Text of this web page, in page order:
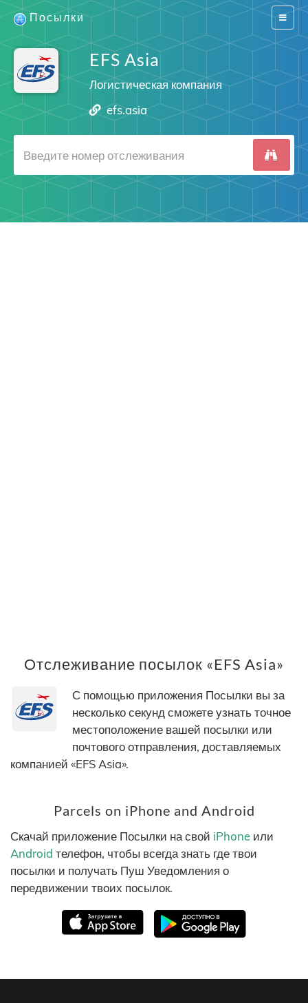
Switch
Посылки
EFS Asia
Логистическая компания
efs.asia
Отслеживание посылок «EFS Asia»
С помощью приложения Посылки вы за
несколько секунд сможете узнать точное
местоположение вашей посылки или
почтового отправления, доставляемых
компанией «EFS Asia».
Parcels on iPhone and Android
Скачай приложение Посылки на свой iPhone или
Android телефон, чтобы всегда знать где твои
посылки и получать Пуш Уведомления о
передвижении твоих посылок.